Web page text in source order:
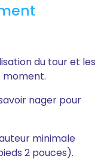
du tour et les
moment.
nager pour
minimale
2 pouces).